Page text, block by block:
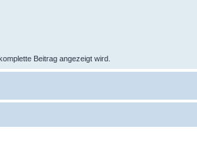
Beitrag angezeigt wird.